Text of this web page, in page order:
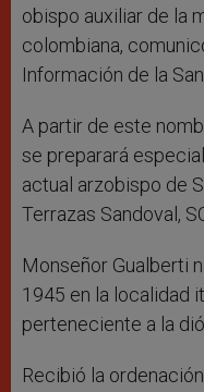
obispo auxiliar de la
colombiana,
Información de la
A partir de este
se preparará
actual arzobispo de
Terrazas Sandoval,
Monseñor Gualberti
1945 en la localidad
perteneciente a la
Recibió la